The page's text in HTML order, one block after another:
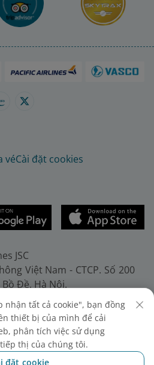
véCài đặt cookies
JSC
Việt Nam - CTCP. Số 200
Đề, Hà Nội.
38272289. Fax: (+84-24)
ký doanh nghiệp, mã số
đăng ký lần đầu ngày
thay đổi lần thứ 10 ngày
nhận tất cả cookie", bạn đồng
thiết bị của mình để cải
phân tích việc sử dụng
thị của chúng tôi.
đặt cookie